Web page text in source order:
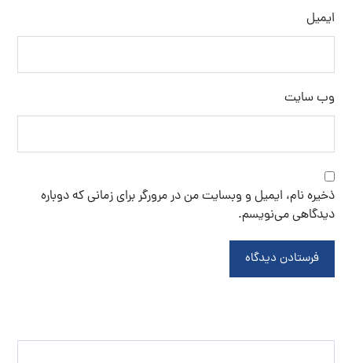
ایمیل
وب‌ سایت
ذخیره نام، ایمیل و وبسایت من در مرورگر برای زمانی که دوباره
دیدگاهی می‌نویسم.
فرستادن دیدگاه